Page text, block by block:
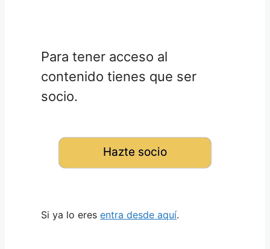
Para tener acceso al
contenido tienes que ser
socio.
Hazte socio
Si ya lo eres entra desde aquí.